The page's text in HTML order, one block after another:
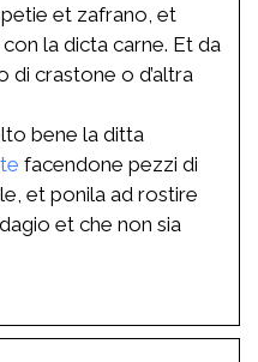
et zafrano, et
la dicta carne. Et da
di crastone o d’altra
bene la ditta
facendone pezzi di
et ponila ad rostire
et che non sia